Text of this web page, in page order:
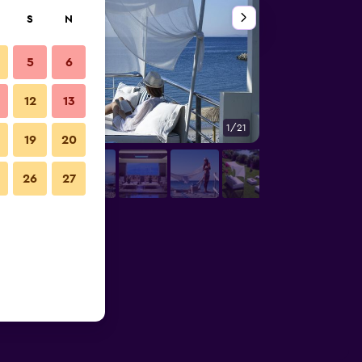
1/21
S N
5 6
12 13
19 20
26 27